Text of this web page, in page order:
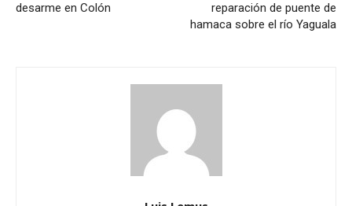
desarme en Colón
reparación de puente de
hamaca sobre el río Yaguala